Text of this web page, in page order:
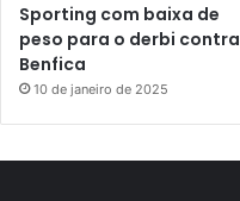
Sporting com baixa de
peso para o derbi contra
Benfica
10 de janeiro de 2025